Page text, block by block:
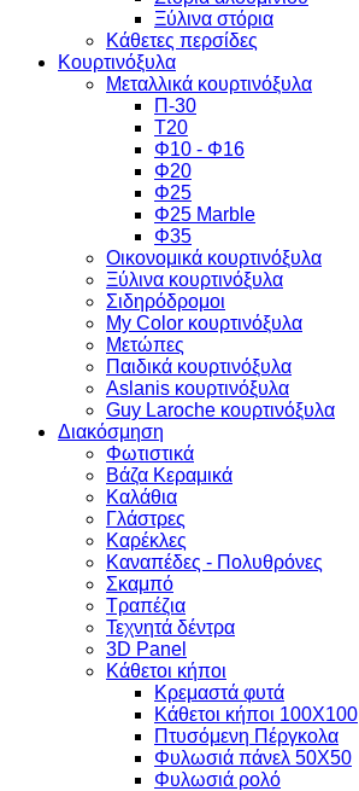
Ξύλινα στόρια
Κάθετες περσίδες
Κουρτινόξυλα
Μεταλλικά κουρτινόξυλα
Π-30
Τ20
Φ10 - Φ16
Φ20
Φ25
Φ25 Marble
Φ35
Οικονομικά κουρτινόξυλα
Ξύλινα κουρτινόξυλα
Σιδηρόδρομοι
My Color κουρτινόξυλα
Μετώπες
Παιδικά κουρτινόξυλα
Aslanis κουρτινόξυλα
Guy Laroche κουρτινόξυλα
Διακόσμηση
Φωτιστικά
Βάζα Κεραμικά
Καλάθια
Γλάστρες
Καρέκλες
Καναπέδες - Πολυθρόνες
Σκαμπό
Τραπέζια
Τεχνητά δέντρα
3D Panel
Κάθετοι κήποι
Κρεμαστά φυτά
Κάθετοι κήποι 100Χ100
Πτυσόμενη Πέργκολα
Φυλωσιά πάνελ 50Χ50
Φυλωσιά ρολό